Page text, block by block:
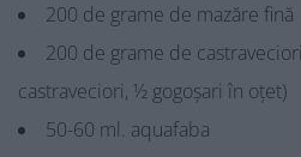
200 de grame de mazăre fină
200 de grame de
castraveciori, ½ gogoșari în oțet)
50-60 ml. aquafaba